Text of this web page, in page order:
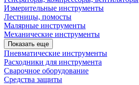
Измерительные инструменты
Лестницы, помосты
Малярные инструменты
Механические инструменты
Показать еще
Пневматические инструменты
Расходники для инструмента
Сварочное оборудование
Средства защиты